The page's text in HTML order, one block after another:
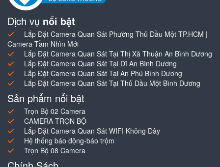
Dịch vụ nổi bật
Lắp Đặt Camera Quan Sát Phường Thủ Dầu Một TP.HCM |
Camera Tầm Nhìn Mới
Lắp Đặt Camera Quan Sát Tại Thị Xã Thuận An Bình Dương
Lắp Đặt Camera Quan Sát Tại Dĩ An Bình Dương
Lắp Đặt Camera Quan Sát Tại An Phú Bình Dương
Lắp Đặt Camera Quan Sát Tại Thủ Dầu Một Bình Dương
Sản phẩm nổi bật
Trọn Bộ 02 Camera
CAMERA TRỌN BỘ
Lắp Đặt Camera Quan Sát WIFI Không Dây
Hệ thống báo động-báo trộm
Trọn Bộ 08 Camera